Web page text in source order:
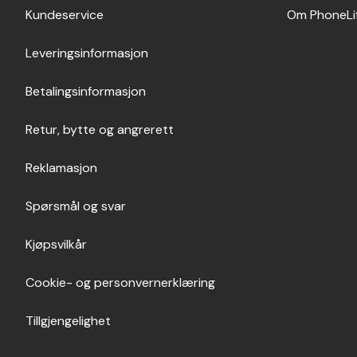
Kundeservice
Leveringsinformasjon
Betalingsinformasjon
Retur, bytte og angrerett
Reklamasjon
Spørsmål og svar
Kjøpsvilkår
Cookie- og personvernerklæring
Tillgjengelighet
Om